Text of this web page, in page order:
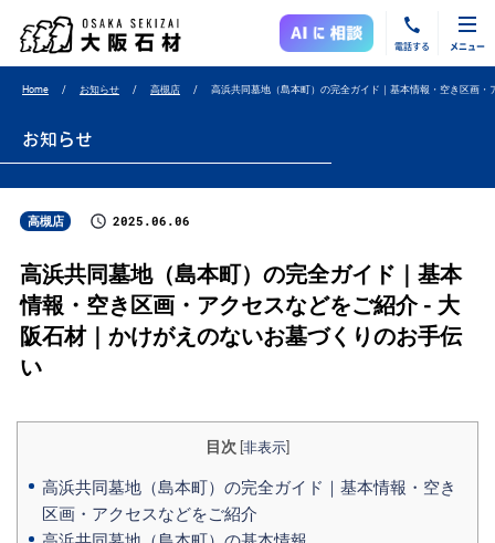
電話する メニュー
Home お知らせ 高槻店 高浜共同墓地（島本町）の完全ガイド｜基本情報・空き区画・
お知らせ
高槻店 2025.06.06
高浜共同墓地（島本町）の完全ガイド｜基本
情報・空き区画・アクセスなどをご紹介 - 大
阪石材｜かけがえのないお墓づくりのお手伝
い
目次 非表示
高浜共同墓地（島本町）の完全ガイド｜基本情報・空き
区画・アクセスなどをご紹介